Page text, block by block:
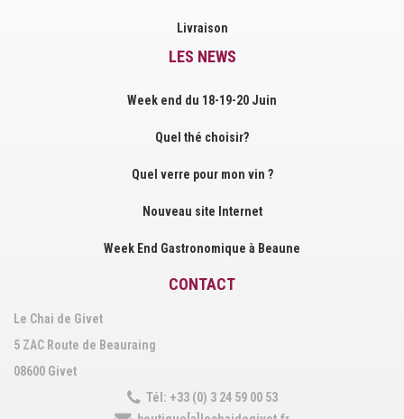
Livraison
LES NEWS
Week end du 18-19-20 Juin
Quel thé choisir?
Quel verre pour mon vin ?
Nouveau site Internet
Week End Gastronomique à Beaune
CONTACT
Le Chai de Givet
5 ZAC Route de Beauraing
08600 Givet
Tél: +33 (0) 3 24 59 00 53